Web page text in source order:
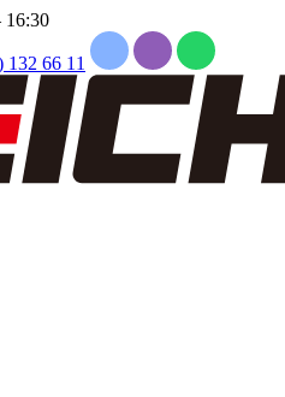
132 66 11